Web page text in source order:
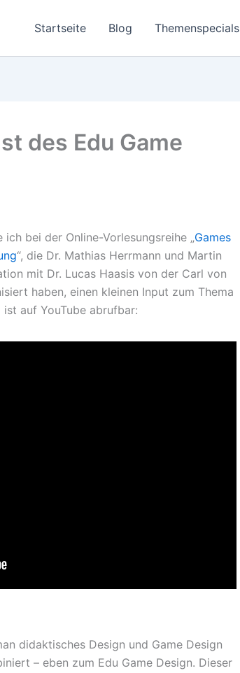
Startseite Blog Themenspecials
des Edu Game
bei der Online-Vorlesungsreihe „Games
“, die Dr. Mathias Herrmann und Martin
mit Dr. Lucas Haasis von der Carl von
haben, einen kleinen Input zum Thema
ist auf YouTube abrufbar:
didaktisches Design und Game Design
– eben zum Edu Game Design. Dieser